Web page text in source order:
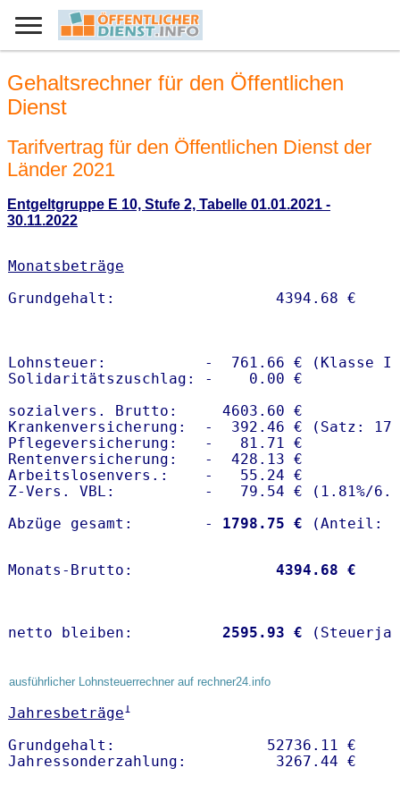
Gehaltsrechner für den Öffentlichen
Dienst
Tarifvertrag für den Öffentlichen Dienst der
Länder 2021
Entgeltgruppe E 10, Stufe 2, Tabelle 01.01.2021 -
30.11.2022
Monatsbeträge
Lohnsteuer:           -  761.66 € (Klasse I)
Solidaritätszuschlag: -    0.00 €
sozialvers. Brutto:     4603.60 €
Krankenversicherung:  -  392.46 € (Satz:
Pflegeversicherung:   -   81.71 €
Rentenversicherung:   -  428.13 €
Arbeitslosenvers.:    -   55.24 €
Z-Vers. VBL:          -   79.54 € ( 1.81%/
Abzüge gesamt:        -
1798.75 €
Monats-Brutto: 4394.68 €
netto bleiben: 2595.93 €
ausführlicher Lohnsteuerrechner auf rechner24.info
Jahresbeträge1
Grundgehalt:                 52736.11 €